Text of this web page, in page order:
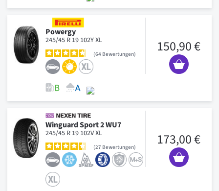
Powergy
245/45 R 19 102Y XL
64 Bewertungen 150,90 €
Winguard Sport 2 WU7
245/45 R 19 102V XL
27 Bewertungen 173,00 €